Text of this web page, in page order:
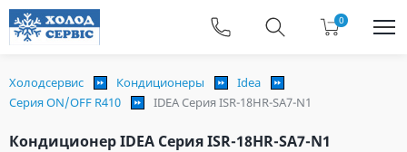
0
Холодсервис Кондиционеры
Idea
Серия ON/OFF R410
IDEA Серия ISR-18HR-SA7-N1
Кондиционер IDEA Серия ISR-18HR-SA7-N1